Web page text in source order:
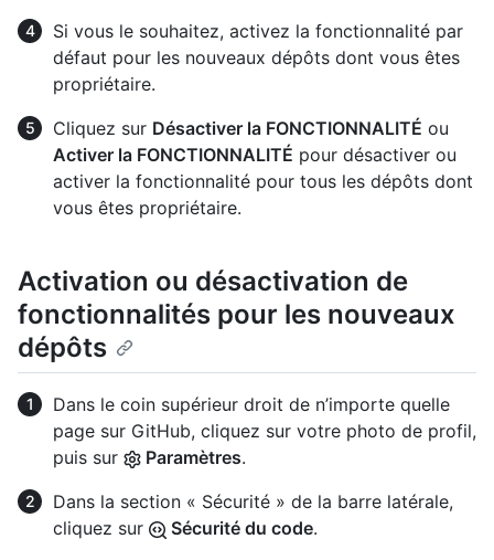
Si vous le souhaitez, activez la fonctionnalité par
défaut pour les nouveaux dépôts dont vous êtes
propriétaire.
Cliquez sur Désactiver la FONCTIONNALITÉ ou
Activer la FONCTIONNALITÉ pour désactiver ou
activer la fonctionnalité pour tous les dépôts dont
vous êtes propriétaire.
Activation ou désactivation de
fonctionnalités pour les nouveaux
dépôts
Dans le coin supérieur droit de n’importe quelle
page sur GitHub, cliquez sur votre photo de profil,
puis sur
Paramètres.
Dans la section « Sécurité » de la barre latérale,
cliquez sur
Sécurité du code.